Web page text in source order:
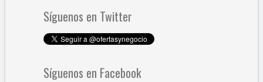
Síguenos en Twitter
Síguenos en Facebook